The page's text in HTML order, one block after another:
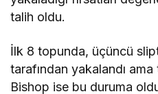
talih oldu.
İlk 8 topunda, üçüncü
tarafından yakalandı
Bishop ise bu duruma